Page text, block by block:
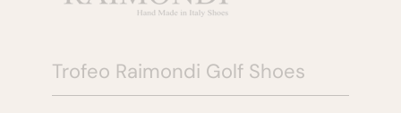
Trofeo Raimondi Golf Shoes